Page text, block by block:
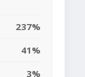
237%
41%
3%